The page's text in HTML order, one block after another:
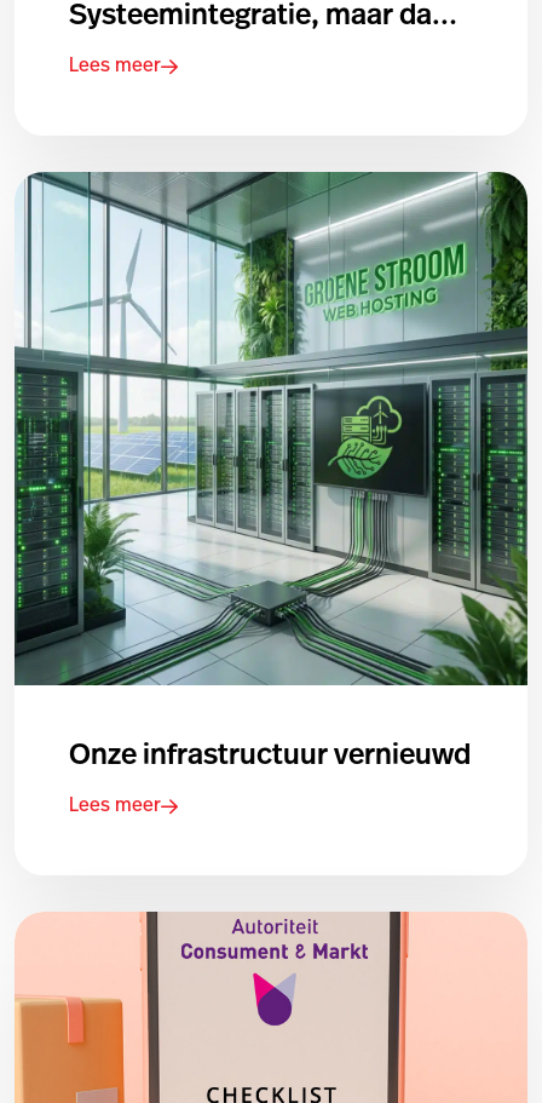
Systeemintegratie, maar dan
eenvoudig
Lees meer
Onze infrastructuur vernieuwd
Lees meer